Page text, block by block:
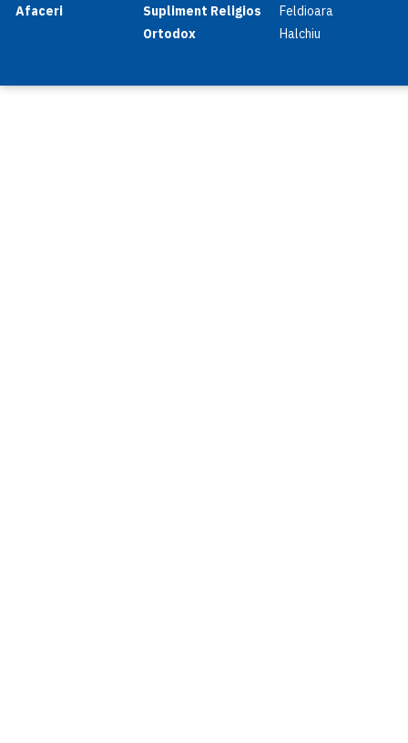
Afaceri
Supliment Religios
Ortodox
Feldioara
Halchiu